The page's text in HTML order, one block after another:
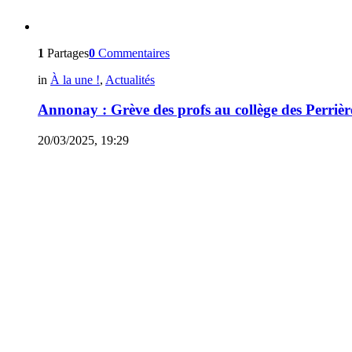
1 Partages0 Commentaires
in À la une !, Actualités
Annonay : Grève des profs au collège des
20/03/2025, 19:29